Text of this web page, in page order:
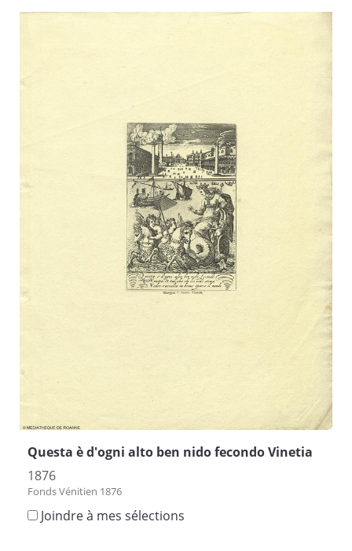
Questa è d'ogni alto ben nido fecondo Vinetia
1876
Fonds Vénitien 1876
Joindre à mes sélections